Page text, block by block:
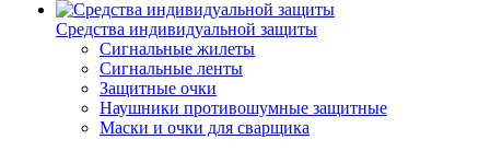
Средства индивидуальной защиты
Сигнальные жилеты
Сигнальные ленты
Защитные очки
Наушники противошумные защитные
Маски и очки для сварщика